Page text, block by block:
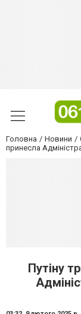
Головна Новини
принесла
Путіну